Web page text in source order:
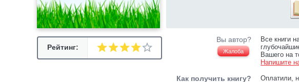
Рейтинг:
Вы автор?
Жалоба
Все книги
Вашего на
Напишите
Как получить книгу? Оплатили,